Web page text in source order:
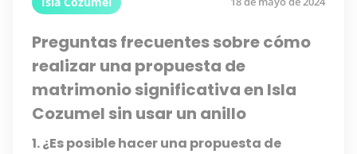
Preguntas frecuentes sobre cómo
realizar una propuesta de
matrimonio significativa en Isla
Cozumel sin usar un anillo
1. ¿Es posible hacer una propuesta de